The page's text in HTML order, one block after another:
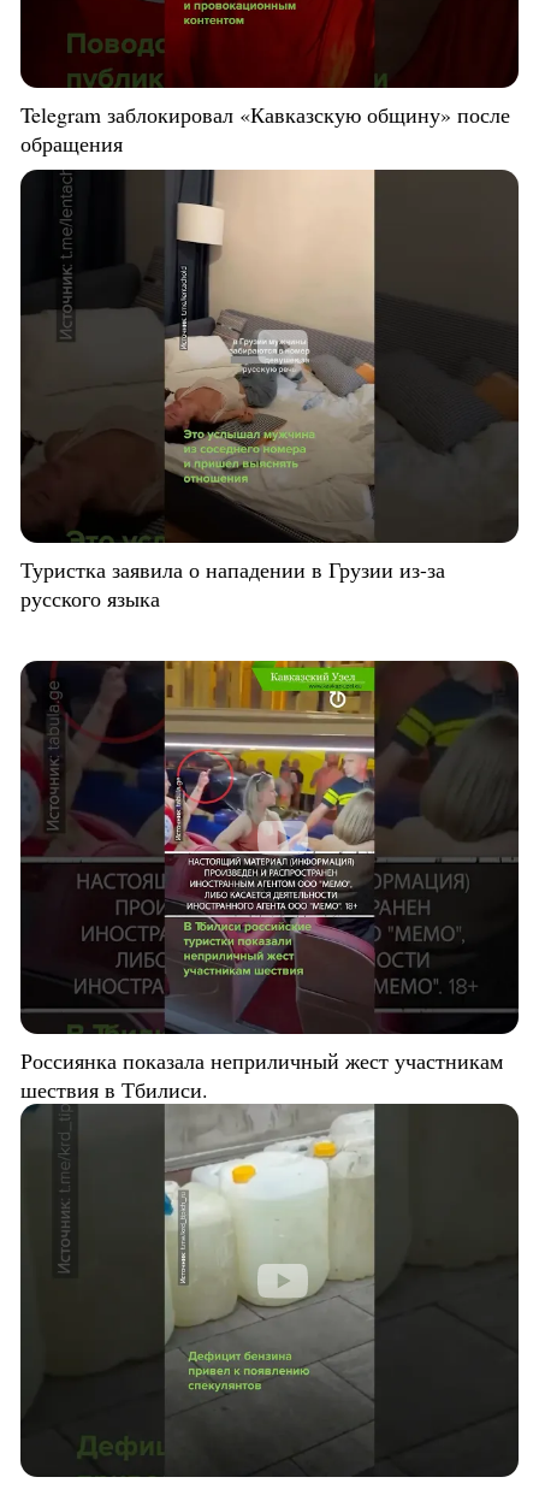
Telegram заблокировал «Кавказскую общину» после
обращения
Туристка заявила о нападении в Грузии из-за
русского языка
Россиянка показала неприличный жест участникам
шествия в Тбилиси.